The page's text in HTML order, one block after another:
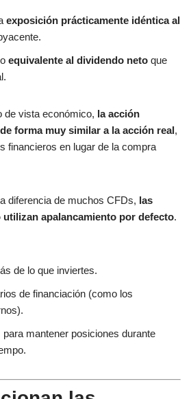
exposición prácticamente idéntica al
equivalente al dividendo neto que
de vista económico, la acción
forma muy similar a la acción real,
financieros en lugar de la compra
diferencia de muchos CFDs, las
apalancamiento por defecto.
de lo que inviertes.
de financiación (como los
mantener posiciones durante